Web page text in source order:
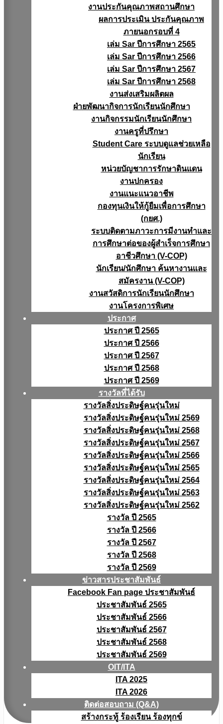
งานประกันคุณภาพสถานศึกษา
ผลการประเมิน ประกันคุณภาพ
ภายนอกรอบที่ 4
เล่ม Sar ปีการศึกษา 2565
เล่ม Sar ปีการศึกษา 2566
เล่ม Sar ปีการศึกษา 2567
เล่ม Sar ปีการศึกษา 2568
งานส่งเสริมผลิตผล
ฝ่ายพัฒนากิจการนักเรียนนักศึกษา
งานกิจกรรมนักเรียนนักศึกษา
งานครูที่ปรึกษา
Student Care ระบบดูแลช่วยเหลือ
นักเรียน
หน่วยบัญชาการรักษาดินแดน
งานปกครอง
งานแนะแนวอาชีพ
กองทุนเงินให้กู้ยืมเพื่อการศึกษา
(กยศ.)
ระบบติดตามภาวะการมีงานทำและ
การศึกษาต่อของผู้สำเร็จการศึกษา
อาชีวศึกษา (V-COP)
นักเรียน/นักศึกษา ค้นหางานและ
สมัครงาน (V-COP)
งานสวัสดิการนักเรียนนักศึกษา
งานโครงการพิเศษ
ประกาศ
ประกาศ ปี 2565
ประกาศ ปี 2566
ประกาศ ปี 2567
ประกาศ ปี 2568
ประกาศ ปี 2569
รางวัลที่ได้รับ
รางวัลสิ่งประดิษฐ์คนรุ่นใหม่
รางวัลสิ่งประดิษฐ์คนรุ่นใหม่ 2569
รางวัลสิ่งประดิษฐ์คนรุ่นใหม่ 2568
รางวัลสิ่งประดิษฐ์คนรุ่นใหม่ 2567
รางวัลสิ่งประดิษฐ์คนรุ่นใหม่ 2566
รางวัลสิ่งประดิษฐ์คนรุ่นใหม่ 2565
รางวัลสิ่งประดิษฐ์คนรุ่นใหม่ 2564
รางวัลสิ่งประดิษฐ์คนรุ่นใหม่ 2563
รางวัลสิ่งประดิษฐ์คนรุ่นใหม่ 2562
รางวัล ปี 2565
รางวัล ปี 2566
รางวัล ปี 2567
รางวัล ปี 2568
รางวัล ปี 2569
ข่าวสารประชาสัมพันธ์
Facebook Fan page ประชาสัมพันธ์
ประชาสัมพันธ์ 2565
ประชาสัมพันธ์ 2566
ประชาสัมพันธ์ 2567
ประชาสัมพันธ์ 2568
ประชาสัมพันธ์ 2569
OIT/ITA
ITA 2025
ITA 2026
ติดต่อสอบถาม (Q&A)
สร้างกระทู้ ร้องเรียน ร้องทุกข์